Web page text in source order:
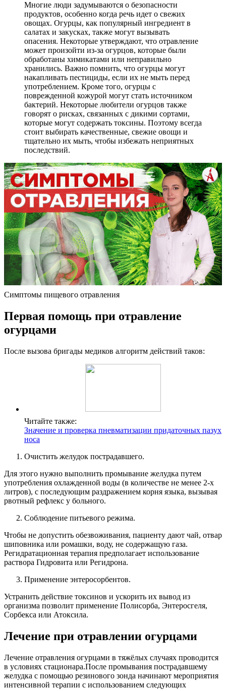
Многие люди задумываются о безопасности
продуктов, особенно когда речь идет о свежих
овощах. Огурцы, как популярный ингредиент в
салатах и закусках, также могут вызывать
опасения. Некоторые утверждают, что отравление
может произойти из-за огурцов, которые были
обработаны химикатами или неправильно
хранились. Важно помнить, что огурцы могут
накапливать пестициды, если их не мыть перед
употреблением. Кроме того, огурцы с
поврежденной кожурой могут стать источником
бактерий. Некоторые любители огурцов также
говорят о рисках, связанных с дикими сортами,
которые могут содержать токсины. Поэтому всегда
стоит выбирать качественные, свежие овощи и
тщательно их мыть, чтобы избежать неприятных
последствий.
Симптомы пищевого отравления
Первая помощь при отравление
огурцами
После вызова бригады медиков алгоритм действий таков:
Читайте также:
Значение и проверка пневматизации придаточных пазух
носа
Очистить желудок пострадавшего.
Для этого нужно выполнить промывание желудка путем
употребления охлажденной воды (в количестве не менее 2-х
литров), с последующим раздражением корня языка, вызывая
рвотный рефлекс у больного.
Соблюдение питьевого режима.
Чтобы не допустить обезвоживания, пациенту дают чай, отвар
шиповника или ромашки, воду, не содержащую газа.
Регидратационная терапия предполагает использование
раствора Гидровита или Регидрона.
Применение энтеросорбентов.
Устранить действие токсинов и ускорить их вывод из
организма позволит применение Полисорба, Энтеросгеля,
Сорбекса или Атоксила.
Лечение при отравлении огурцами
Лечение отравления огурцами в тяжёлых случаях проводится
в условиях стационара.После промывания пострадавшему
желудка с помощью резинового зонда начинают мероприятия
интенсивной терапии с использованием следующих